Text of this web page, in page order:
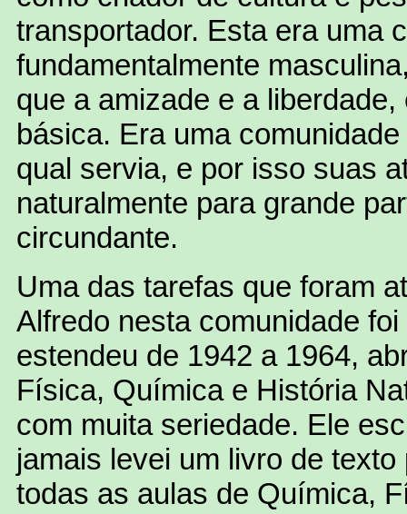
transportador. Esta era uma
fundamentalmente
que a amizade e a
básica. Era uma
qual servia, e por isso suas
naturalmente para grande
circundante.
Uma das tarefas que foram
Alfredo nesta comunidade
estendeu de 1942 a 1964,
Física, Química e História
com muita seriedade. Ele
jamais levei um livro de
todas as aulas de Química,